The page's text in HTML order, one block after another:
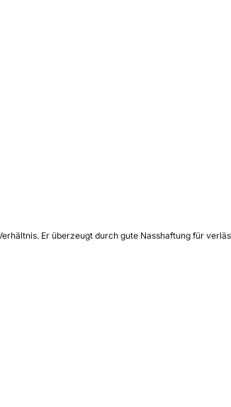
Er überzeugt durch gute Nasshaftung für